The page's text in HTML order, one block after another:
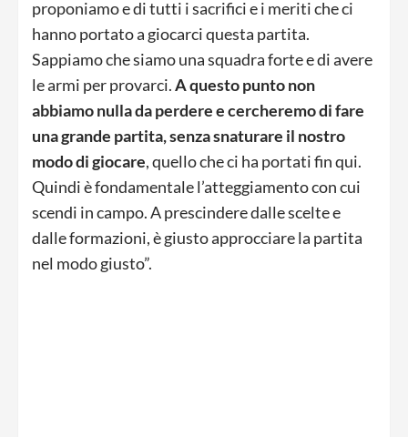
proponiamo e di tutti i sacrifici e i meriti che ci
hanno portato a giocarci questa partita.
Sappiamo che siamo una squadra forte e di avere
le armi per provarci.A questo punto non
abbiamo nulla da perdere e cercheremo di fare
una grande partita, senza snaturare il nostro
modo di giocare, quello che ci ha portati fin qui.
Quindi è fondamentale l’atteggiamento con cui
scendi in campo. A prescindere dalle scelte e
dalle formazioni, è giusto approcciare la partita
nel modo giusto”.